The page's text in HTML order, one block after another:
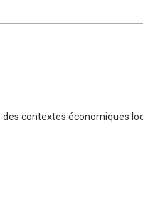
des contextes économiques